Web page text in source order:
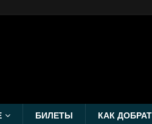
БИЛЕТЫ КАК